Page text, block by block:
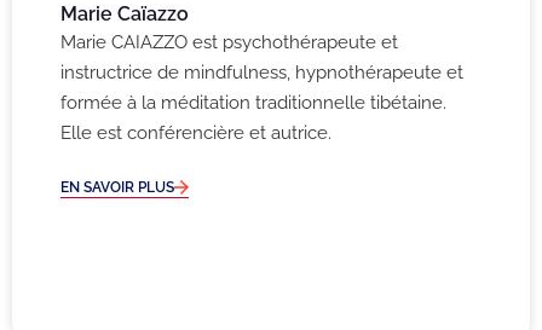
Marie Caïazzo
Marie CAIAZZO est psychothérapeute et
instructrice de mindfulness, hypnothérapeute et
formée à la méditation traditionnelle tibétaine.
Elle est conférencière et autrice.
EN SAVOIR PLUS